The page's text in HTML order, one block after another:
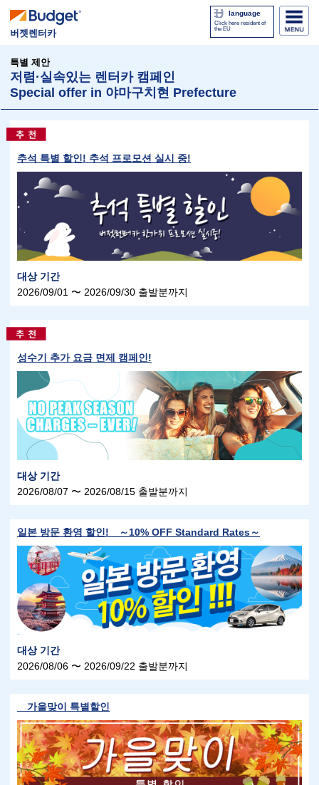
버젯렌터카
language
Click here resident of
the EU
특별 제안
저렴·실속있는 렌터카 캠페인
Special offer in 야마구치현 Prefecture
추석 특별 할인! 추석 프로모션 실시 중!
대상 기간
2026/09/01 〜 2026/09/30 출발분까지
성수기 추가 요금 면제 캠페인!
대상 기간
2026/08/07 〜 2026/08/15 출발분까지
일본 방문 환영 할인! ～10% OFF Standard Rates～
대상 기간
2026/08/06 〜 2026/09/22 출발분까지
가을맞이 특별할인